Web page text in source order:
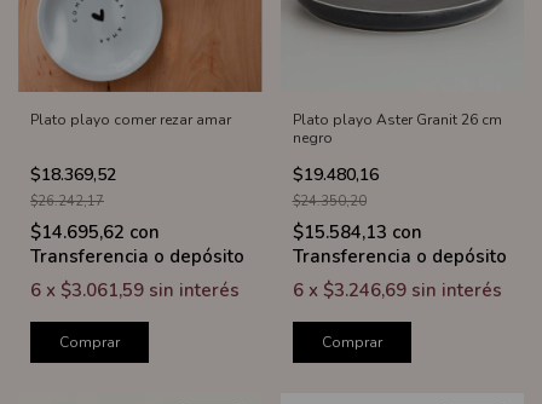
Plato playo comer rezar amar
$18.369,52
$26.242,17
$14.695,62 con
Transferencia o depósito
6 x $3.061,59 sin interés
Comprar
Plato playo Aster Granit 26 cm
negro
$19.480,16
$24.350,20
$15.584,13 con
Transferencia o depósito
6 x $3.246,69 sin interés
Comprar